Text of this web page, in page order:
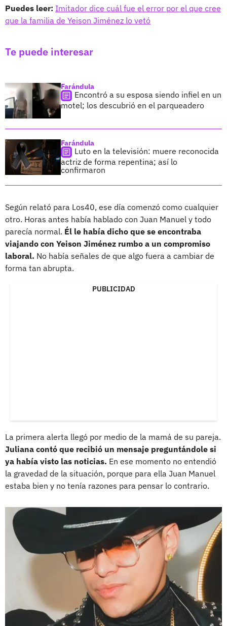
Puedes leer: Imitador dice cuál fue el error por el que cree
que la familia de Yeison Jiménez lo vetó
Te puede interesar
Farándula
Encontró a su esposa siendo infiel en un
motel; los descubrió en el parqueadero
Farándula
Luto en la televisión: muere reconocida
actriz de forma repentina; así lo
confirmaron
Según relató para Los40, ese día comenzó como cualquier
otro. Horas antes había hablado con Juan Manuel y todo
parecía normal. Él le había dicho que se encontraba
viajando con Yeison Jiménez rumbo a un compromiso
laboral. No había señales de que algo fuera a cambiar de
forma tan abrupta.
PUBLICIDAD
La primera alerta llegó por medio de la mamá de su pareja.
Juliana contó que recibió un mensaje preguntándole si
ya había visto las noticias. En ese momento no entendió
la gravedad de la situación, porque para ella Juan Manuel
estaba bien y no tenía razones para pensar lo contrario.